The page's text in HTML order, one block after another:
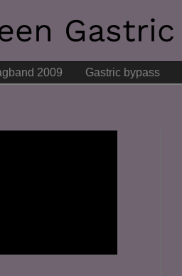
Gastric
2009 Gastric bypass